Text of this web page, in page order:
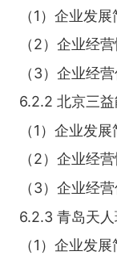
（1）企业发
（2）企业经
（3）企业经
6.2.2 北京三
（1）企业发
（2）企业经
（3）企业经
6.2.3 青岛天
（1）企业发